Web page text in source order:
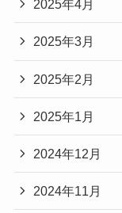
2025年4月
2025年3月
2025年2月
2025年1月
2024年12月
2024年11月